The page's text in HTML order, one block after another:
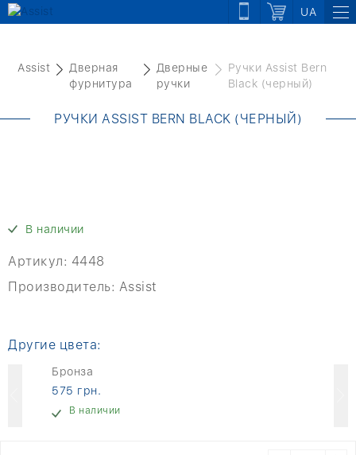
UA
Assist
Дверная
фурнитура
Дверные
ручки
Ручки Assist Bern
Black (черный)
РУЧКИ ASSIST BERN BLACK (ЧЕРНЫЙ)
В наличии
Артикул: 4448
Производитель: Assist
Другие цвета:
Бронза
575 грн.
В наличии